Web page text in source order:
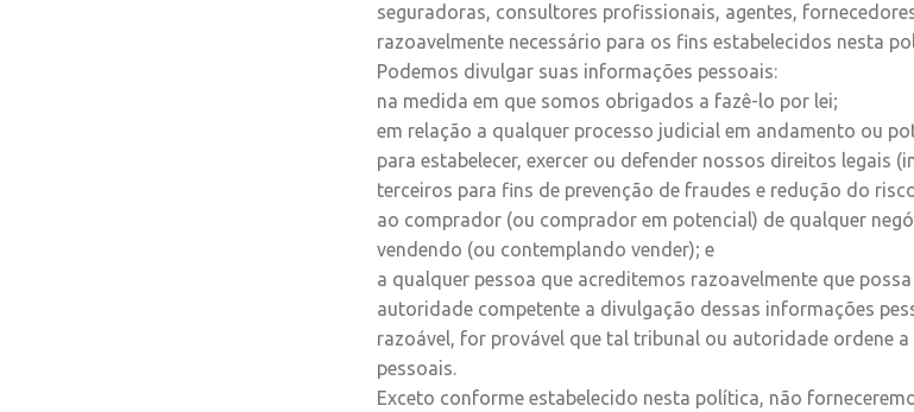
seguradoras, consultores profissionais, agentes,
razoavelmente necessário para os fins estabelecidos nesta
Podemos divulgar suas informações pessoais:
na medida em que somos obrigados a fazê-lo por lei;
em relação a qualquer processo judicial em andamento ou
para estabelecer, exercer ou defender nossos direitos legais
terceiros para fins de prevenção de fraudes e redução do
ao comprador (ou comprador em potencial) de qualquer
vendendo (ou contemplando vender); e
a qualquer pessoa que acreditemos razoavelmente que
autoridade competente a divulgação dessas informações
razoável, for provável que tal tribunal ou autoridade ordene
pessoais.
Exceto conforme estabelecido nesta política, não